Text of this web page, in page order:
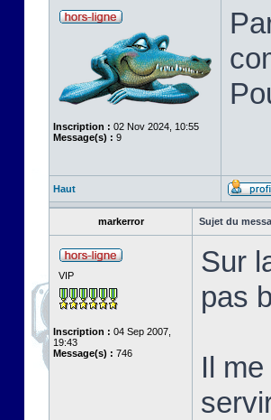
Inscription : 02 Nov 2024, 10:55
Message(s) : 9
Haut
markerror Sujet du
VIP
Inscription : 04 Sep 2007,
19:43
Message(s) : 746
Sur
pas
Il